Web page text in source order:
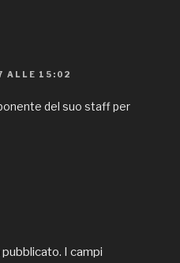
ALLE 15:02
del suo staff per
pubblicato.
I campi